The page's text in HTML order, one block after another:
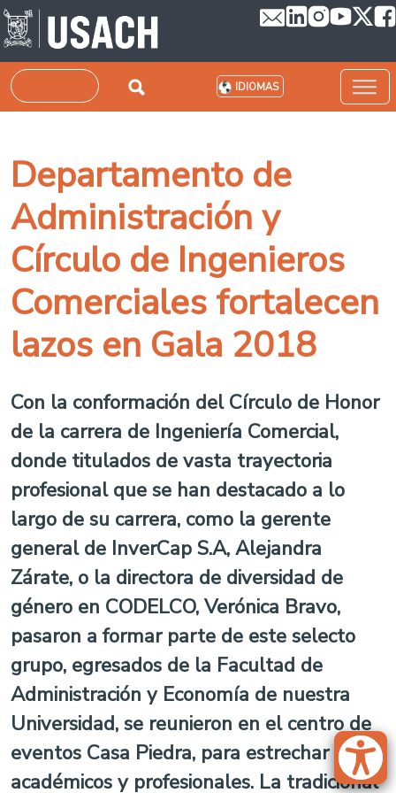
Pasar al contenido principal
Buscar IDIOMAS
Departamento de
Administración y
Círculo de Ingenieros
Comerciales fortalecen
lazos en Gala 2018
Con la conformación del Círculo de Honor
de la carrera de Ingeniería Comercial,
donde titulados de vasta trayectoria
profesional que se han destacado a lo
largo de su carrera, como la gerente
general de InverCap S.A, Alejandra
Zárate, o la directora de diversidad de
género en CODELCO, Verónica Bravo,
pasaron a formar parte de este selecto
grupo, egresados de la Facultad de
Administración y Economía de nuestra
Universidad, se reunieron en el centro de
eventos Casa Piedra, para estrechar lazos
académicos y profesionales. La tradicional